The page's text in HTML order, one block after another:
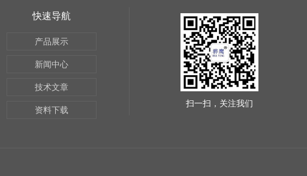
快速导航
产品展示
新闻中心
技术文章
资料下载
扫一扫，关注我们